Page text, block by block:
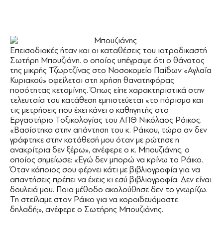
Επεισοδιακές ήταν και οι καταθέσεις του ιατροδικαστή
Σωτήρη Μπουζιάνη. ο οποίος υπέγραψε ότι ο θάνατος
της μικρής Τζωρτζίνας στο Νοσοκομείο Παίδων «Αγλαΐα
Κυριακού» οφείλεται στη χρήση θανατηφόρας
ποσότητας κεταμίνης. Όπως είπε χαρακτηριστικά στην
τελευταία του κατάθεση εμπιστεύεται «το πόρισμα και
τις μετρήσεις που έχει κάνει ο καθηγητής στο
Εργαστήριο Τοξικολογίας του ΑΠΘ Νικόλαος Ράικος.
«Βασίστηκα στην απάντηση του κ. Ράικου, τώρα αν δεν
γράφτηκε στην κατάθεσή μου όταν με ρώτησε η
ανακρίτρια δεν ξέρω», ανέφερε ο κ. Μπουζιάνης, ο
οποίος σημείωσε: «Εγώ δεν μπορώ να κρίνω το Ράικο.
Όταν κάποιος σου φέρνει κάτι με βιβλιογραφία για να
απαντήσεις πρέπει να έχεις κι εσύ βιβλιογραφία. Δεν είναι
δουλειά μου. Ποια μέθοδο ακολούθησε δεν το γνωρίζω.
Τη στείλαμε στον Ράικο για να κοροϊδευόμαστε
δηλαδή;», ανέφερε ο Σωτήρης Μπουζιάνης.